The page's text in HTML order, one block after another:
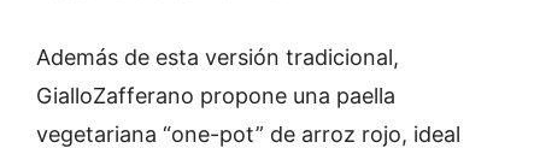
Además de esta versión tradicional,
GialloZafferano propone una paella
vegetariana “one-pot” de arroz rojo, ideal